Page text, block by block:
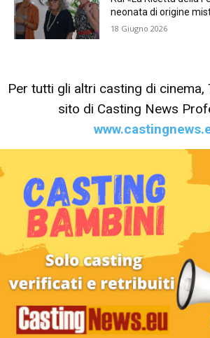
neonata di origine
18 Giugno 2026
Per tutti gli altri casting di cinema,
sito di Casting News